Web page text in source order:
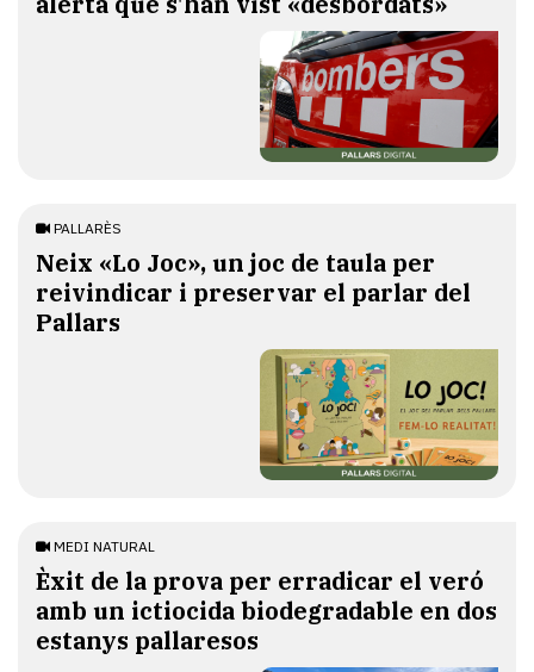
PALLARÈS
​Neix «Lo Joc», un joc de taula per
reivindicar i preservar el parlar del
Pallars
MEDI NATURAL
Èxit de la prova per erradicar el veró
amb un ictiocida biodegradable en dos
estanys pallaresos